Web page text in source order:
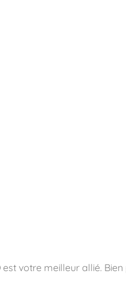
est votre meilleur allié.